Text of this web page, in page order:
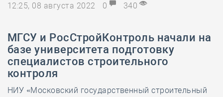
12:25, 08 августа 2022
0 340
МГСУ и РосСтройКонтроль начали на
базе университета подготовку
специалистов строительного
контроля
НИУ «Московский государственный строительный